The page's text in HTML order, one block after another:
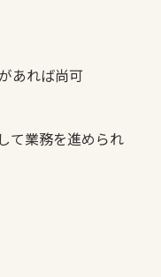
あれば尚可
て業務を進められ